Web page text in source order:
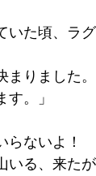
た頃、ラ
まりました
。」
らないよ！
る、来たが